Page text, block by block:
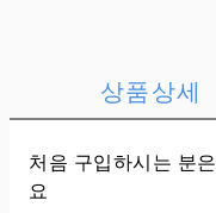
상품상세
처음 구입하시는 분은
요